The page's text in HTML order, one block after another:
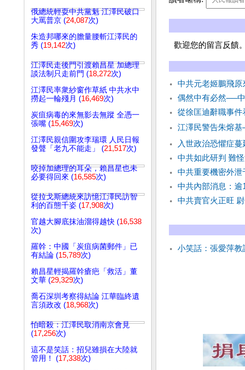
俄總統輕耍中共黨魁 江澤民破口
大罵普京 (24,087次)
朱造邦哪來的膽量腰斬江澤民的
秀 (19,142次)
江澤民走後門引渡賴昌星 加總理
談法制只走前門 (18,272次)
江澤民率衆紗窗作草紙 中共水中
撈起一輪殘月 (16,469次)
炭疽病毒的來無影去無蹤 全憑一
張嘴 (15,469次)
江澤民親信圍攻李瑞環 人民日報
發聲「老九不能走」 (21,517次)
咬掉加總理的耳朵，賴昌星也未
必要得回來 (16,585次)
從拉戈斯總統來訪憶江澤民訪智
利的百態千姿 (17,908次)
官越大腳底抹油溜得越快 (16,538
次)
羅幹：中國「炭疽病菌郵件」已
有結論 (15,789次)
賴昌星輕揭羅幹瘡疤「救活」董
文華 (29,329次)
喬石深圳考察得結論 江華臨終遺
言須政改 (18,968次)
怕暗殺：江澤民取消南京會見
(17,256次)
這不是笑話：招兒雖損在大陸就
管用！ (17,338次)
歡迎您的留言反饋。
中共元老姬鵬飛原
偶然中有必然──
從徐匡迪辭職事
江澤民警告朱熔
入世政治恐懼症
中共如此研判 難
中共重要機密外泄
中共內部消息：逾
中共賣官火正旺
小笑話：張愛萍教